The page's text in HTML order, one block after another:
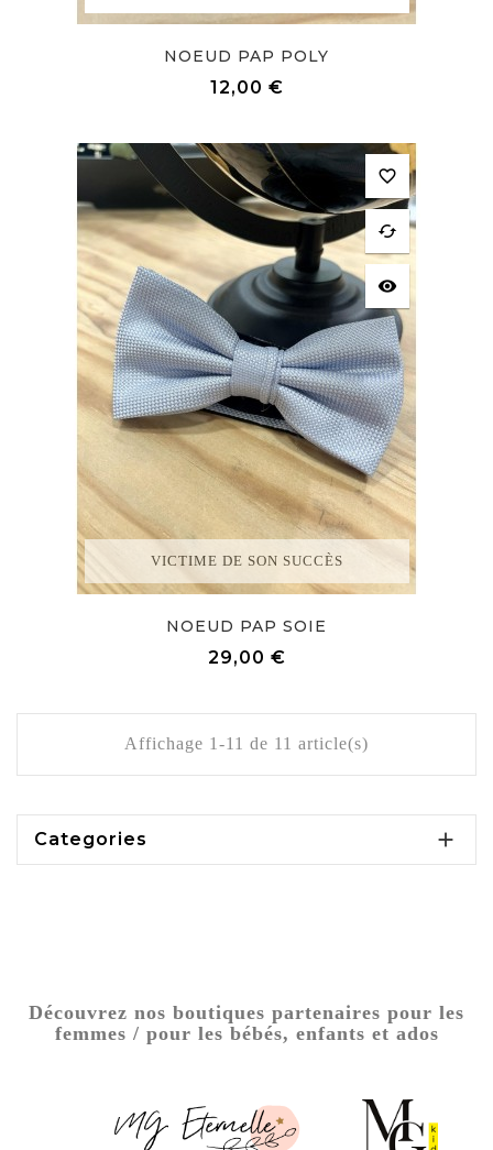
NOEUD PAP POLY
12,00 €Prix
VICTIME DE SON SUCCÈS
favorite_border
cached
visibility
NOEUD PAP SOIE
29,00 €Prix
Affichage 1-11 de 11 article(s)
Categories 
Découvrez nos boutiques partenaires pour les
femmes / pour les bébés, enfants et ados